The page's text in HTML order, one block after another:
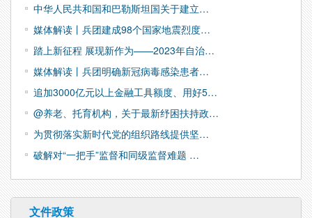
中华人民共和国和巴勒斯坦国关于建立…
媒体解读丨兵团建成98个国家地震烈度…
踏上新征程 展现新作为——2023年自治…
媒体解读丨兵团明确新冠病毒感染患者…
追加3000亿元以上金融工具额度、用好5…
@养老、托育机构，关于最新纾困扶持政…
为贯彻落实新时代党的组织路线提供坚…
破解对“一把手”监督和同级监督难题 …
文件政策